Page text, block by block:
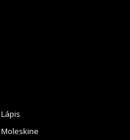
Lápis
Moleskine